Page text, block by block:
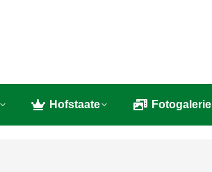
Hofstaate Fotogalerie